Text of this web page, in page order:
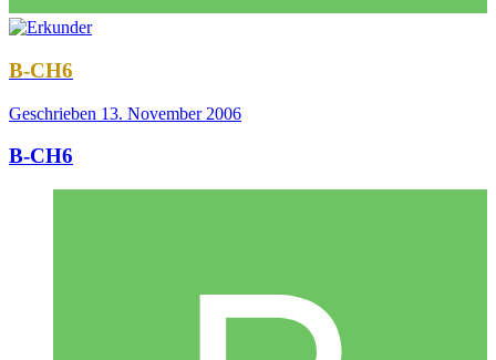
B-CH6
Geschrieben 13. November 2006
B-CH6